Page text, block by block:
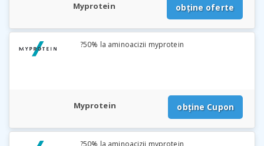
Myprotein obține oferte
?50% la aminoacizii myprotein
Myprotein obține Cupon
?50% la aminoacizii myprotein